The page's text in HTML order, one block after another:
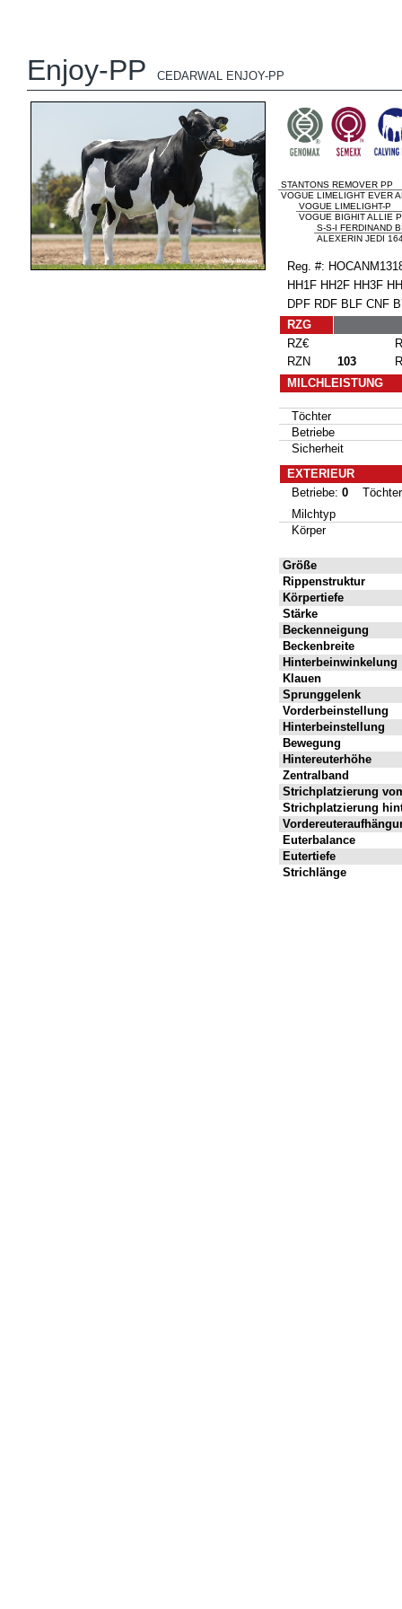
Enjoy-PP CEDARWAL ENJOY-PP
STANTONS REMOVER PP
VOGUE LIMELIGHT EVER
VOGUE LIMELIGHT-P
VOGUE BIGHIT ALLIE
S-S-I FERDINAND
ALEXERIN JEDI
Reg. #:
HH1F HH2F HH3F
DPF RDF BLF CNF
RZG
RZ€
RZN
103
MILCHLEISTUNG
Töchter
Betriebe
Sicherheit
EXTERIEUR
Betriebe: 0
Milchtyp
Körper
Größe
Rippenstruktur
Körpertiefe
Stärke
Beckenneigung
Beckenbreite
Hinterbeinwinkelung
Klauen
Sprunggelenk
Vorderbeinstellung
Hinterbeinstellung
Bewegung
Hintereuterhöhe
Zentralband
Strichplatzierung
Strichplatzierung
Euterbalance
Eutertiefe
Strichlänge